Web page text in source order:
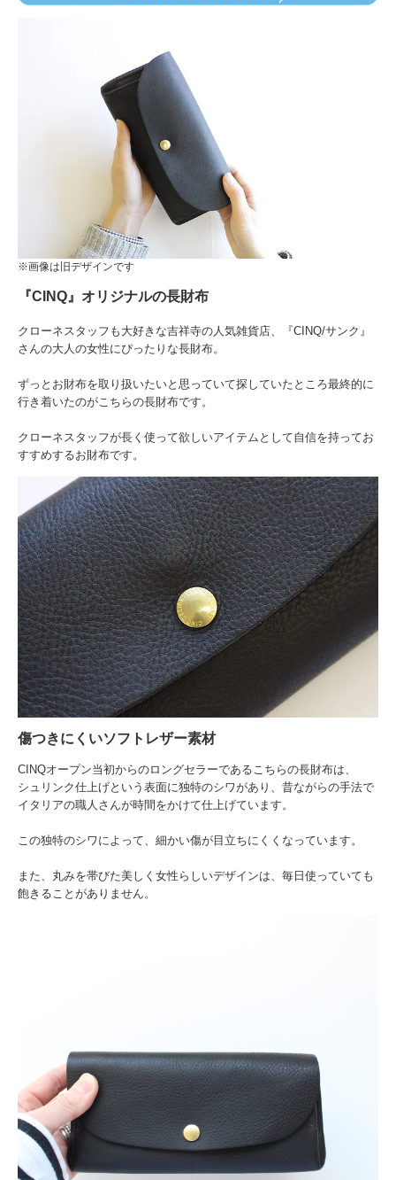
※画像は旧デザインです
『CINQ』オリジナルの長財布
クローネスタッフも大好きな吉祥寺の人気雑貨店、『CINQ/サンク』
さんの大人の女性にぴったりな長財布。
ずっとお財布を取り扱いたいと思っていて探していたところ最終的に
行き着いたのがこちらの長財布です。
クローネスタッフが長く使って欲しいアイテムとして自信を持ってお
すすめするお財布です。
傷つきにくいソフトレザー素材
CINQオープン当初からのロングセラーであるこちらの長財布は、
シュリンク仕上げという表面に独特のシワがあり、昔ながらの手法で
イタリアの職人さんが時間をかけて仕上げています。
この独特のシワによって、細かい傷が目立ちにくくなっています。
また、丸みを帯びた美しく女性らしいデザインは、毎日使っていても
飽きることがありません。